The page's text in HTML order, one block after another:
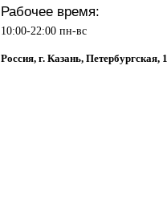
Рабочее время:
10:00-22:00 пн-вс
Россия, г. Казань, Петербургская, 1